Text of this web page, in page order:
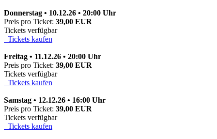
Donnerstag • 10.12.26 • 20:00 Uhr
Preis pro Ticket: 39,00 EUR
Tickets verfügbar
Tickets kaufen
Freitag • 11.12.26 • 20:00 Uhr
Preis pro Ticket: 39,00 EUR
Tickets verfügbar
Tickets kaufen
Samstag • 12.12.26 • 16:00 Uhr
Preis pro Ticket: 39,00 EUR
Tickets verfügbar
Tickets kaufen